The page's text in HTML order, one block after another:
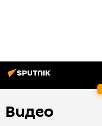
Видео